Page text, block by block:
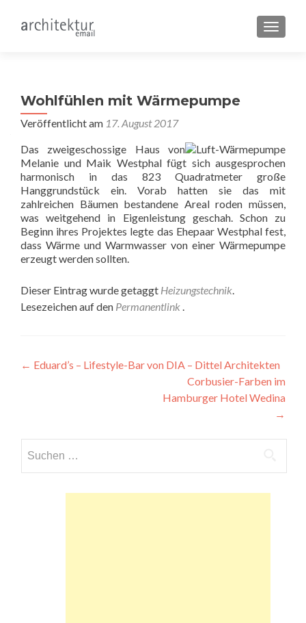
Wohlfühlen mit Wärmepumpe
Veröffentlicht am 17. August 2017
Das zweigeschossige Haus von
Melanie und Maik Westphal fügt sich ausgesprochen
harmonisch in das 823 Quadratmeter große
Hanggrundstück ein. Vorab hatten sie das mit
zahlreichen Bäumen bestandene Areal roden müssen,
was weitgehend in Eigenleistung geschah. Schon zu
Beginn ihres Projektes legte das Ehepaar Westphal fest,
dass Wärme und Warmwasser von einer Wärmepumpe
erzeugt werden sollten.
Dieser Eintrag wurde getaggt Heizungstechnik.
Lesezeichen auf den Permanentlink .
Beitragsnavigation
← Eduard’s – Lifestyle-Bar von DIA – Dittel Architekten
Corbusier-Farben im
Hamburger Hotel Wedina
→
nach: